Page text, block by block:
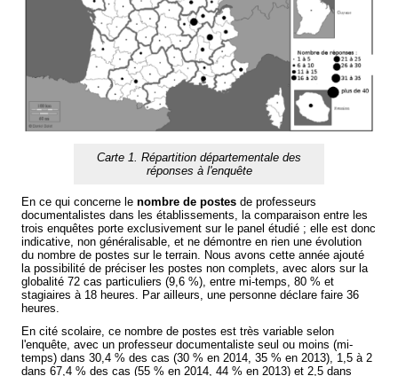
Carte 1. Répartition départementale des
réponses à l'enquête
En ce qui concerne lenombre de postes de professeurs
documentalistes dans les établissements, la comparaison entre les
trois enquêtes porte exclusivement sur le panel étudié ; elle est donc
indicative, non généralisable, et ne démontre en rien une évolution
du nombre de postes sur le terrain. Nous avons cette année ajouté
la possibilité de préciser les postes non complets, avec alors sur la
globalité 72 cas particuliers (9,6 %), entre mi-temps, 80 % et
stagiaires à 18 heures. Par ailleurs, une personne déclare faire 36
heures.
En cité scolaire, ce nombre de postes est très variable selon
l'enquête, avec un professeur documentaliste seul ou moins (mi-
temps) dans 30,4 % des cas (30 % en 2014, 35 % en 2013), 1,5 à 2
dans 67,4 % des cas (55 % en 2014, 44 % en 2013) et 2,5 dans